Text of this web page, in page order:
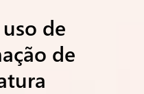
de
de